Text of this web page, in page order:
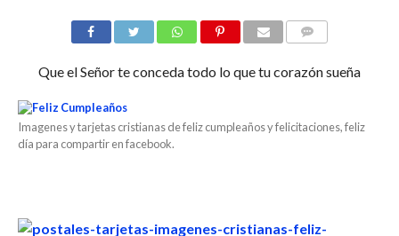
Que el Señor te conceda todo lo que tu corazón sueña
Imagenes y tarjetas cristianas de feliz cumpleaños y felicitaciones, feliz
día para compartir en facebook.